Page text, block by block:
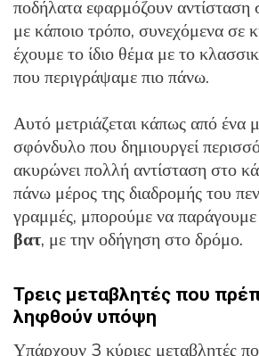
ποδήλατα εφαρμόζουν
με κάποιο τρόπο, συνεχόμενα σε
έχουμε το ίδιο θέμα με το
που περιγράψαμε πιο πάνω.
Αυτό μετριάζεται κάπως από ένα
σφόνδυλο που δημιουργεί
ακυρώνει πολλή αντίσταση στο
πάνω μέρος της διαδρομής του
γραμμές, μπορούμε να παράγουμε
βατ, με την οδήγηση στο δρόμο.
Τρεις μεταβλητές που
ληφθούν υπόψη
Υπάρχουν 3 κύριες μεταβλητές